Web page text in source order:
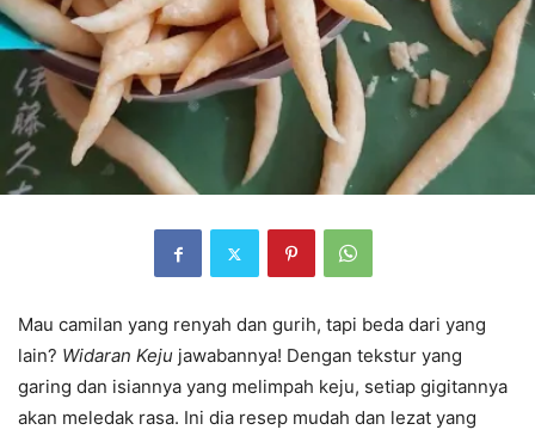
Mau camilan yang renyah dan gurih, tapi beda dari yang
lain? Widaran Keju jawabannya! Dengan tekstur yang
garing dan isiannya yang melimpah keju, setiap gigitannya
akan meledak rasa. Ini dia resep mudah dan lezat yang